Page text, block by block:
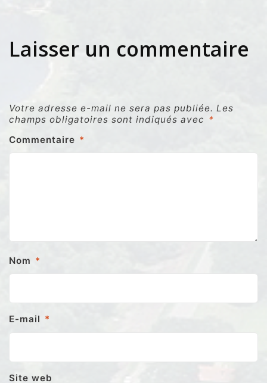
Laisser un commentaire
Votre adresse e-mail ne sera pas publiée. Les
champs obligatoires sont indiqués avec *
Commentaire *
Nom *
E-mail *
Site web